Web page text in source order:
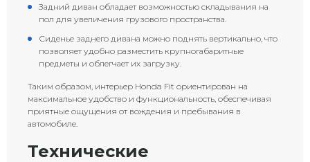
Задний диван обладает возможностью складывания на
пол для увеличения грузового пространства.
Сиденье заднего дивана можно поднять вертикально, что
позволяет удобно разместить крупногабаритные
предметы и облегчает их загрузку.
Таким образом, интерьер Honda Fit ориентирован на
максимальное удобство и функциональность, обеспечивая
приятные ощущения от вождения и пребывания в
автомобиле.
Технические